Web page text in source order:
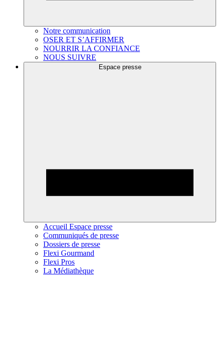
Notre communication
OSER ET S’AFFIRMER
NOURRIR LA CONFIANCE
NOUS SUIVRE
Espace presse
Accueil Espace presse
Communiqués de presse
Dossiers de presse
Flexi Gourmand
Flexi Pros
La Médiathèque